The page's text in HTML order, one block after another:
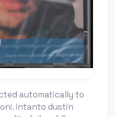
automatically to
intanto dustin